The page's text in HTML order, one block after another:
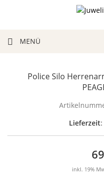
MENÜ
Police Silo
Lieferzeit
inkl. 19%